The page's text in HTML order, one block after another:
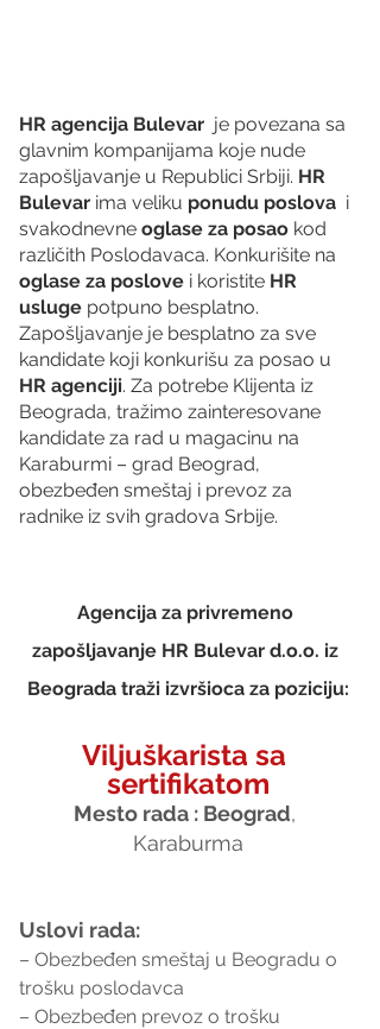
HR agencija Bulevar
  je povezana sa
glavnim kompanijama koje nude
zapošljavanje u Republici Srbiji. HR
Bulevar ima veliku ponudu poslova
  i
svakodnevne oglase za posao kod
različith Poslodavaca. Konkurišite na
oglase za poslove i koristite HR
usluge potpuno besplatno.
Zapošljavanje je besplatno za sve
kandidate koji konkurišu za posao u
HR agenciji. Za potrebe Klijenta iz
Beograda, tražimo zainteresovane
kandidate za rad u magacinu na
Karaburmi – grad Beograd,
obezbeđen smeštaj i prevoz za
radnike iz svih gradova Srbije.
Agencija za privremeno
zapošljavanje HR Bulevar d.o.o. iz
Beograda traži izvršioca za poziciju:
Viljuškarista sa
sertifikatom
Mesto rada : Beograd,
Karaburma
Uslovi rada:
– Obezbeđen smeštaj u Beogradu o
trošku poslodavca
– Obezbeđen prevoz o trošku